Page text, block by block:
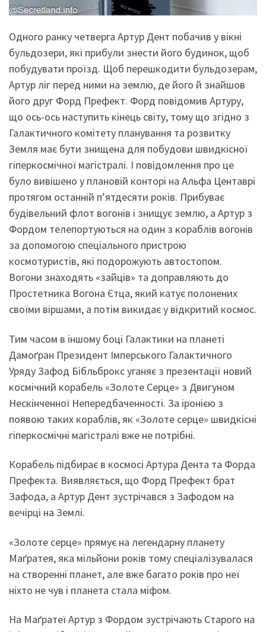
Одного ранку четверга Артур Дент побачив у вікні
бульдозери, які прибули знести його будинок, щоб
побудувати проїзд. Щоб перешкодити бульдозерам,
Артур ліг перед ними на землю, де його й знайшов
його друг Форд Префект. Форд повідомив Артуру,
що ось-ось наступить кінець світу, тому що згідно з
Галактичного комітету планування та розвитку
Земля має бути знищена для побудови швидкісної
гіперкосмічної магістралі. І повідомлення про це
було вивішено у плановій конторі на Альфа Центаврі
протягом останній п’ятдесяти років. Прибуває
будівельний флот вогонів і знищує землю, а Артур з
Фордом телепортуються на один з кораблів вогонів
за допомогою спеціального пристрою
космотуристів, які подорожують автостопом.
Вогони знаходять «зайців» та доправляють до
Простетника Вогона Єтца, який катує полонених
своїми віршами, а потім викидає у відкритий космос.
Тим часом в іншому боці Галактики на планеті
Дамоґран Президент Імперського Галактичного
Уряду Зафод Бібльброкс уганяє з презентації новий
космічний корабель «Золоте Серце» з Двигуном
Нескінченної Непередбаченності. За іронією з
появою таких кораблів, як «Золоте серце» швидкісні
гіперкосмічні магістралі вже не потрібні.
Корабель підбирає в космосі Артура Дента та Форда
Префекта. Виявляється, що Форд Префект брат
Зафода, а Артур Дент зустрічався з Зафодом на
вечірці на Землі.
«Золоте серце» прямує на легендарну планету
Маґратея, яка мільйони років тому спеціалізувалася
на створенні планет, але вже багато років про неї
ніхто не чув і планета стала міфом.
На Маґратеї Артур з Фордом зустрічають Старого на